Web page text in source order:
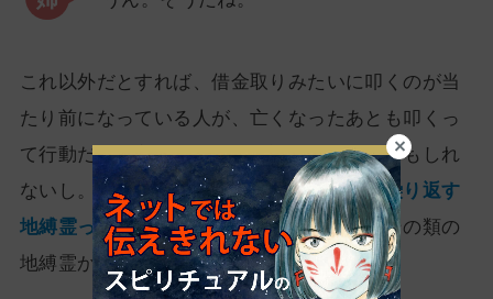
これ以外だとすれば、借金取りみたいに叩くのが当
たり前になっている人が、亡くなったあとも叩くっ
て行動だけを覚えていて繰り返しているのかもしれ
ないし。
自分の中で印象的に残った行動を繰り返す
地縛霊っていうのはものすごく多いから、その類の
地縛霊かもしれないね。